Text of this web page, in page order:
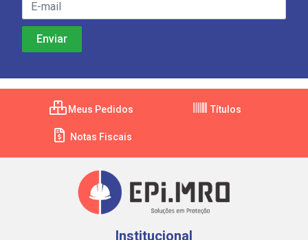
Meus Pedidos Títulos
Notas Fiscais
Institucional